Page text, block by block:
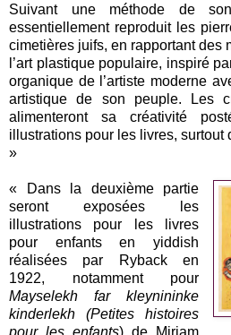
Suivant une méthode de
essentiellement reproduit les
cimetières juifs, en rapportant des
l’art plastique populaire, inspiré
organique de l’artiste moderne
artistique de son peuple. Les
alimenteront sa créativité
illustrations pour les livres, surtout
»
« Dans la deuxième partie
seront exposées les
illustrations pour les livres
pour enfants en yiddish
réalisées par Ryback en
1922, notamment pour
Mayselekh far kleynininke
kinderlekh (Petites histoires
pour les enfants) de Miriam